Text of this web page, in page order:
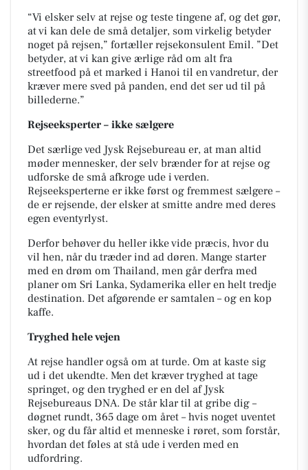
“Vi elsker selv at rejse og teste tingene af, og det gør,
at vi kan dele de små detaljer, som virkelig betyder
noget på rejsen,” fortæller rejsekonsulent Emil. ”Det
betyder, at vi kan give ærlige råd om alt fra
streetfood på et marked i Hanoi til en vandretur, der
kræver mere sved på panden, end det ser ud til på
billederne.”
Rejseeksperter – ikke sælgere
Det særlige ved Jysk Rejsebureau er, at man altid
møder mennesker, der selv brænder for at rejse og
udforske de små afkroge ude i verden.
Rejseeksperterne er ikke først og fremmest sælgere –
de er rejsende, der elsker at smitte andre med deres
egen eventyrlyst.
Derfor behøver du heller ikke vide præcis, hvor du
vil hen, når du træder ind ad døren. Mange starter
med en drøm om Thailand, men går derfra med
planer om Sri Lanka, Sydamerika eller en helt tredje
destination. Det afgørende er samtalen – og en kop
kaffe.
Tryghed hele vejen
At rejse handler også om at turde. Om at kaste sig
ud i det ukendte. Men det kræver tryghed at tage
springet, og den tryghed er en del af Jysk
Rejsebureaus DNA. De står klar til at gribe dig –
døgnet rundt, 365 dage om året – hvis noget uventet
sker, og du får altid et menneske i røret, som forstår,
hvordan det føles at stå ude i verden med en
udfordring.